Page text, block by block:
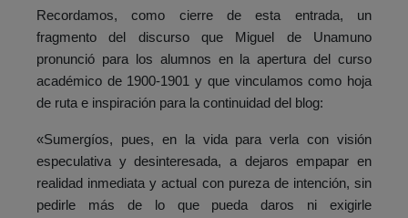
Recordamos, como cierre de esta entrada, un
fragmento del discurso que Miguel de Unamuno
pronunció para los alumnos en la apertura del curso
académico de 1900-1901 y que vinculamos como hoja
de ruta e inspiración para la continuidad del blog:
«Sumergíos, pues, en la vida para verla con visión
especulativa y desinteresada, a dejaros empapar en
realidad inmediata y actual con pureza de intención, sin
pedirle más de lo que pueda daros ni exigirle